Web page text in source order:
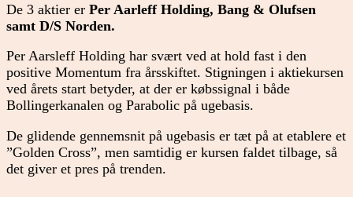
De 3 aktier er Per Aarleff Holding, Bang & Olufsen
samt D/S Norden.
Per Aarsleff Holding har svært ved at hold fast i den
positive Momentum fra årsskiftet. Stigningen i aktiekursen
ved årets start betyder, at der er købssignal i både
Bollingerkanalen og Parabolic på ugebasis.
De glidende gennemsnit på ugebasis er tæt på at etablere et
”Golden Cross”, men samtidig er kursen faldet tilbage, så
det giver et pres på trenden.